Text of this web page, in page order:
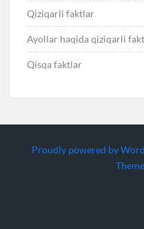
Qiziqarli faktlar
Ayollar haqida qiziqarli
Qisqa faktlar
Proudly powered by